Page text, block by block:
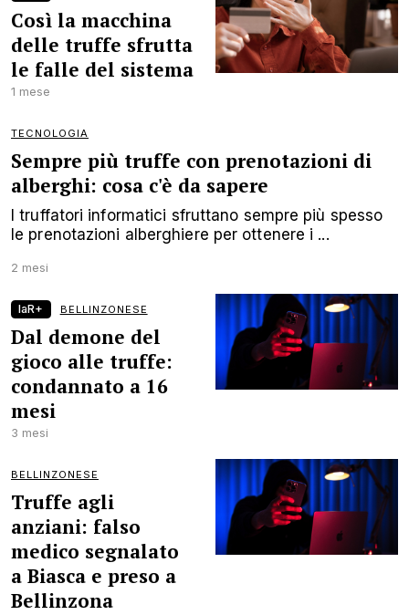
Così la macchina
delle truffe sfrutta
le falle del sistema
1 mese
TECNOLOGIA
Sempre più truffe con prenotazioni di
alberghi: cosa c'è da sapere
I truffatori informatici sfruttano sempre più spesso
le prenotazioni alberghiere per ottenere i ...
2 mesi
laR+ BELLINZONESE
Dal demone del
gioco alle truffe:
condannato a 16
mesi
3 mesi
BELLINZONESE
Truffe agli
anziani: falso
medico segnalato
a Biasca e preso a
Bellinzona